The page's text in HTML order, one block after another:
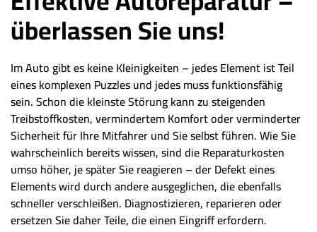
überlassen Sie uns!
Im Auto gibt es keine Kleinigkeiten – jedes Element ist Teil
eines komplexen Puzzles und jedes muss funktionsfähig
sein. Schon die kleinste Störung kann zu steigenden
Treibstoffkosten, vermindertem Komfort oder verminderter
Sicherheit für Ihre Mitfahrer und Sie selbst führen. Wie Sie
wahrscheinlich bereits wissen, sind die Reparaturkosten
umso höher, je später Sie reagieren – der Defekt eines
Elements wird durch andere ausgeglichen, die ebenfalls
schneller verschleißen. Diagnostizieren, reparieren oder
ersetzen Sie daher Teile, die einen Eingriff erfordern.